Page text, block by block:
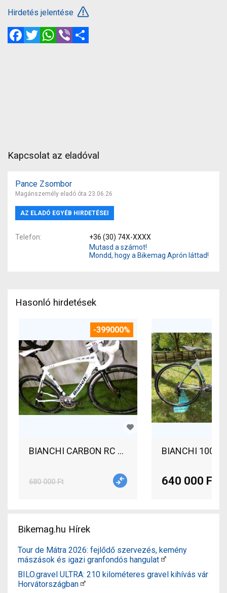
Hirdetés jelentése
FacebookTwitterWhatsApp
Viber
Kapcsolat az eladóval
Pance Zsombor
Magánszemély eladó óta 23.06.26
AZ ELADÓ EGYÉB HIRDETÉSEI
Telefon
+36 (30) 74X-XXXX
Mutasd a számot!
Mondd, hogy a Bikemag Aprón láttad!
Hasonló hirdetések
-399000%
680 000 Ft
BIANCHI 100
640 000 Ft
Bikemag.hu Hírek
Tour de Mátra 2026: fejlődő szervezés, kemény
mászások és igazi granfondós hangulat
BILO.gravel ULTRA: 210 kilométeres gravel kihívás vár
Horvátországban